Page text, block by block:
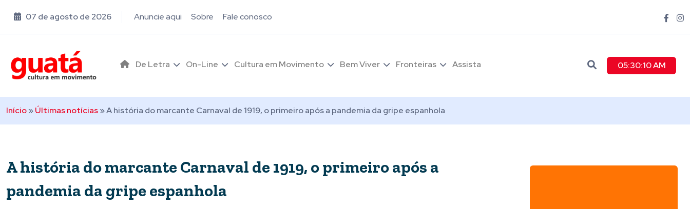
07 de agosto de 2026 Anuncie aqui Sobre Fale conosco
De Letra On-Line Cultura em Movimento Bem Viver Fronteiras Assista 05:30:11 AM
Início»Últimas notícias»A história do marcante Carnaval de 1919, o primeiro após a pandemia da gripe espanhola
A história do marcante Carnaval de 1919, o primeiro após a
pandemia da gripe espanhola